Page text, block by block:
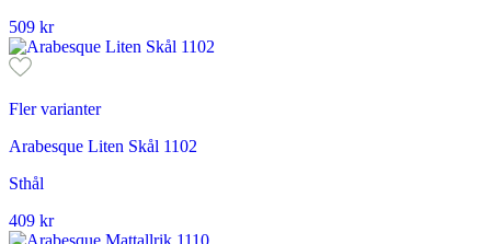
509 kr
Fler varianter
Arabesque Liten Skål 1102
Sthål
409 kr